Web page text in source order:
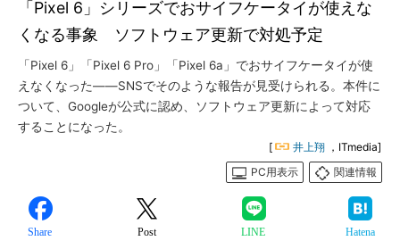
「Pixel 6」シリーズでおサイフケータイが使えな
くなる事象 ソフトウェア更新で対処予定
「Pixel 6」「Pixel 6 Pro」「Pixel 6a」でおサイフケータイが使
えなくなった――SNSでそのような報告が見受けられる。本件に
ついて、Googleが公式に認め、ソフトウェア更新によって対応
することになった。
[ 井上翔 ，ITmedia]
PC用表示
関連情報
Share Post LINE Hatena